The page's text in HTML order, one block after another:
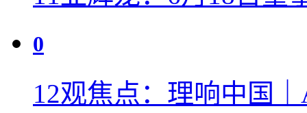
0
12观焦点：理响中国